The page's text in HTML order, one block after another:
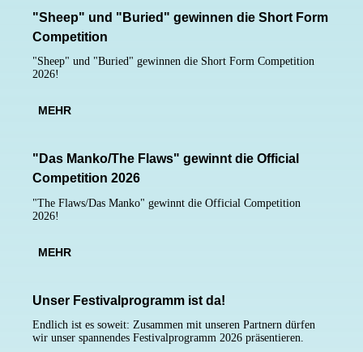
"Sheep" und "Buried" gewinnen die Short Form
Competition
"Sheep" und "Buried" gewinnen die Short Form Competition
2026!
MEHR
"Das Manko/The Flaws" gewinnt die Official
Competition 2026
"The Flaws/Das Manko" gewinnt die Official Competition
2026!
MEHR
Unser Festivalprogramm ist da!
Endlich ist es soweit: Zusammen mit unseren Partnern dürfen
wir unser spannendes Festivalprogramm 2026 präsentieren.